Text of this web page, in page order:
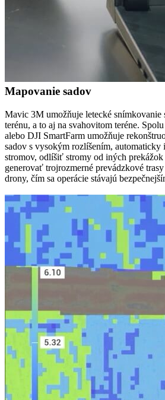
Mapovanie sadov
Mavic 3M umožňuje letecké snímkovanie
terénu, a to aj na svahovitom teréne.
alebo DJI SmartFarm umožňuje
sadov s vysokým rozlíšením,
stromov, odlíšiť stromy od iných prekážok
generovať trojrozmerné prevádzkové
drony, čím sa operácie stávajú